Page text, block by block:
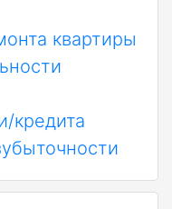
квартиры
кредита